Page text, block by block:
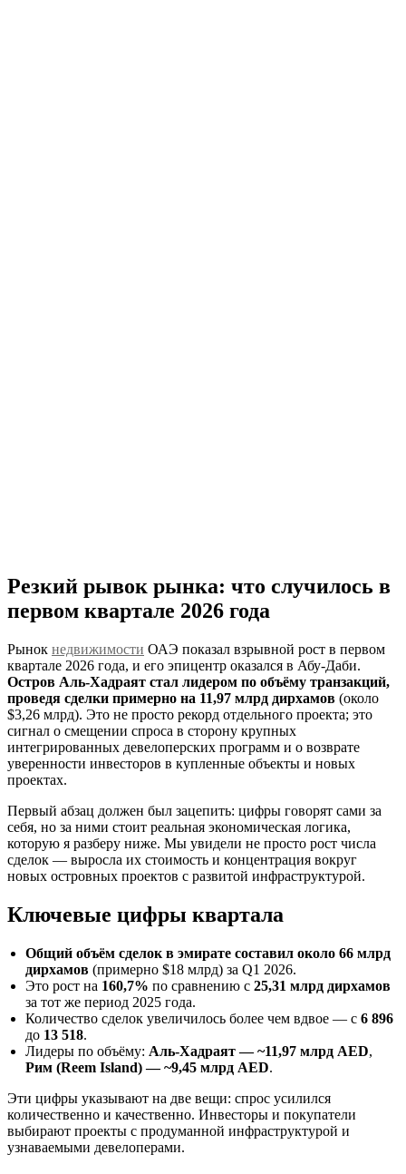
Резкий рывок рынка: что случилось в
первом квартале 2026 года
Рынок недвижимости ОАЭ показал взрывной рост в первом
квартале 2026 года, и его эпицентр оказался в Абу‑Даби.
Остров Аль‑Хадраят стал лидером по объёму транзакций,
проведя сделки примерно на 11,97 млрд дирхамов (около
$3,26 млрд). Это не просто рекорд отдельного проекта; это
сигнал о смещении спроса в сторону крупных
интегрированных девелоперских программ и о возврате
уверенности инвесторов в купленные объекты и новых
проектах.
Первый абзац должен был зацепить: цифры говорят сами за
себя, но за ними стоит реальная экономическая логика,
которую я разберу ниже. Мы увидели не просто рост числа
сделок — выросла их стоимость и концентрация вокруг
новых островных проектов с развитой инфраструктурой.
Ключевые цифры квартала
Общий объём сделок в эмирате составил около 66 млрд
дирхамов (примерно $18 млрд) за Q1 2026.
Это рост на 160,7% по сравнению с 25,31 млрд дирхамов
за тот же период 2025 года.
Количество сделок увеличилось более чем вдвое — с 6 896
до 13 518.
Лидеры по объёму: Аль‑Хадраят — ~11,97 млрд AED,
Рим (Reem Island) — ~9,45 млрд AED.
Эти цифры указывают на две вещи: спрос усилился
количественно и качественно. Инвесторы и покупатели
выбирают проекты с продуманной инфраструктурой и
узнаваемыми девелоперами.